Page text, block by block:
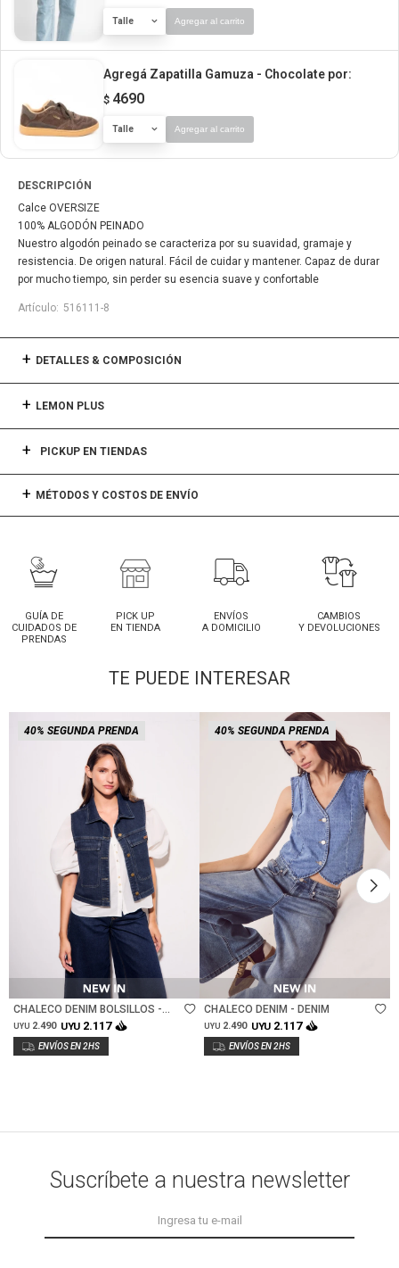
Talle Agregar al carrito
Agregá Zapatilla Gamuza - Chocolate por:
$ 4690
Talle Agregar al carrito
DESCRIPCIÓN
Calce OVERSIZE
100% ALGODÓN PEINADO
Nuestro algodón peinado se caracteriza por su suavidad, gramaje y
resistencia. De origen natural. Fácil de cuidar y mantener. Capaz de durar
por mucho tiempo, sin perder su esencia suave y confortable
516111-8
DETALLES & COMPOSICIÓN
LEMON PLUS
PICKUP EN TIENDAS
MÉTODOS Y COSTOS DE ENVÍO
GUÍA DE
CUIDADOS DE
PRENDAS
PICK UP
EN TIENDA
ENVÍOS
A DOMICILIO
CAMBIOS
Y DEVOLUCIONES
TE PUEDE INTERESAR
40% SEGUNDA PRENDA
Talle
CHALECO DENIM BOLSILLOS -
JEAN
UYU 2.490 UYU 2.117
40% SEGUNDA PRENDA
Talle
CHALECO DENIM - DENIM
UYU 2.490 UYU 2.117
Suscríbete a nuestra newsletter